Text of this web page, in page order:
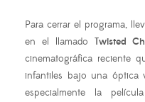
Para cerrar el programa,
en el llamado Twisted
cinematográfica reciente
infantiles bajo una óptica
especialmente la